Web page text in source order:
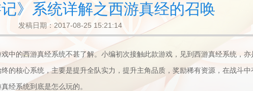
记》系统详解之西游真经的召唤
发稿日期：2017-08-25 15:21:14
戏中的西游真经系统不甚了解。小编初次接触此款游戏，见到 西游真经系统，亦
的核心系统，主要是提升全队实力，提升主角品质，奖励稀有资源，在战斗中
真经系统到底是怎么玩的。